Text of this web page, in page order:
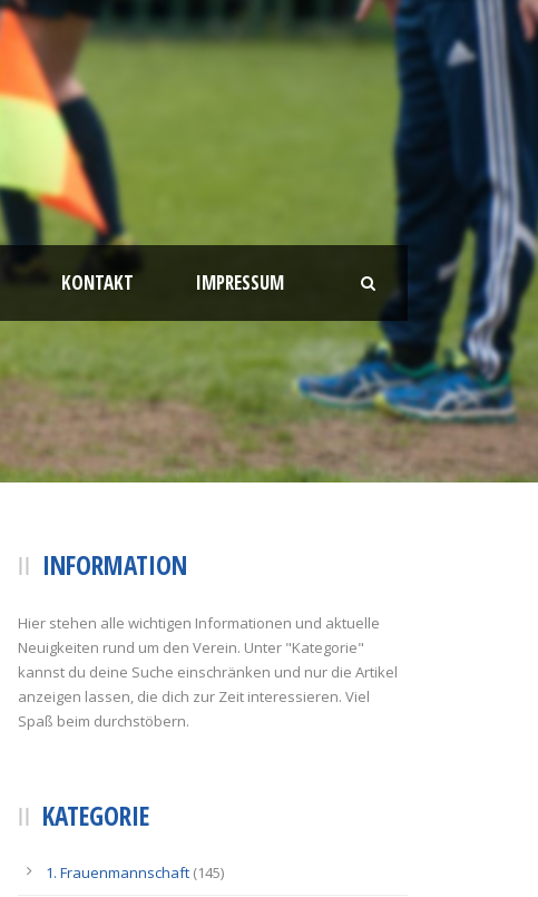
KONTAKT IMPRESSUM
INFORMATION
Hier stehen alle wichtigen Informationen und aktuelle
Neuigkeiten rund um den Verein. Unter "Kategorie"
kannst du deine Suche einschränken und nur die Artikel
anzeigen lassen, die dich zur Zeit interessieren. Viel
Spaß beim durchstöbern.
KATEGORIE
1. Frauenmannschaft (145)